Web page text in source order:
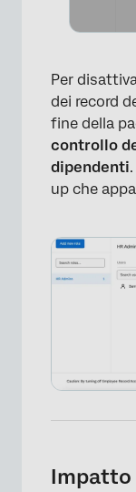
Per
dei record
fine della
controllo
dipendenti
up che
Impatto